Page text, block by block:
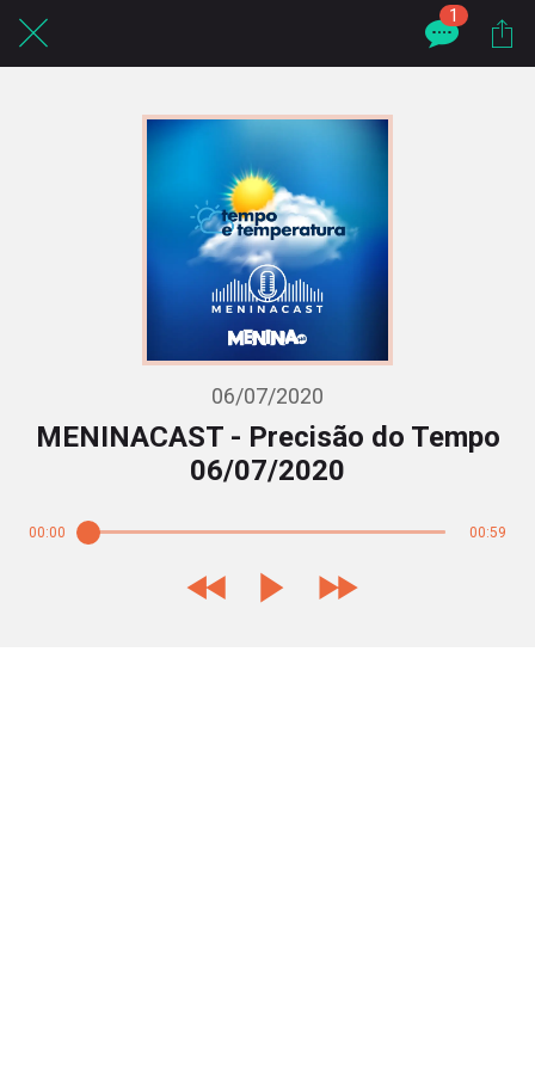
1
06/07/2020
MENINACAST - Precisão do Tempo
06/07/2020
00:00 00:59